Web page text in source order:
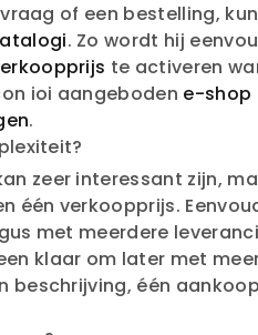
of een bestelling,
. Zo wordt hij
te activeren
ioi aangeboden e-shop
.
zeer interessant zijn,
één verkoopprijs.
met meerdere
klaar om later met
één